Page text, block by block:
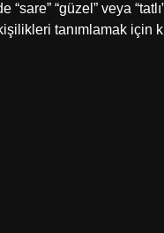
“sare” “güzel” veya
tanımlamak